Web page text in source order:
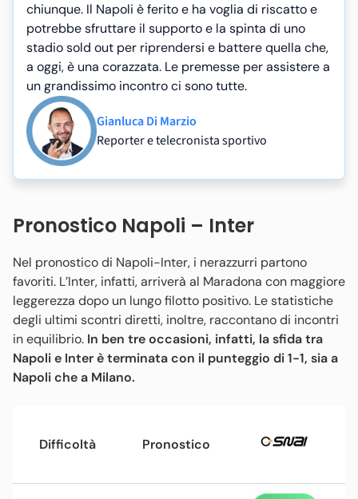
Gianluca Di Marzio
Reporter e telecronista sportivo
chiunque. Il Napoli è ferito e ha voglia di riscatto e
potrebbe sfruttare il supporto e la spinta di uno
stadio sold out per riprendersi e battere quella che,
a oggi, è una corazzata. Le premesse per assistere a
un grandissimo incontro ci sono tutte.
Pronostico Napoli – Inter
Nel pronostico di Napoli-Inter, i nerazzurri partono
favoriti. L’Inter, infatti, arriverà al Maradona con maggiore
leggerezza dopo un lungo filotto positivo. Le statistiche
degli ultimi scontri diretti, inoltre, raccontano di incontri
in equilibrio. In ben tre occasioni, infatti, la sfida tra
Napoli e Inter è terminata con il punteggio di 1-1, sia a
Napoli che a Milano.
Difficoltà Pronostico